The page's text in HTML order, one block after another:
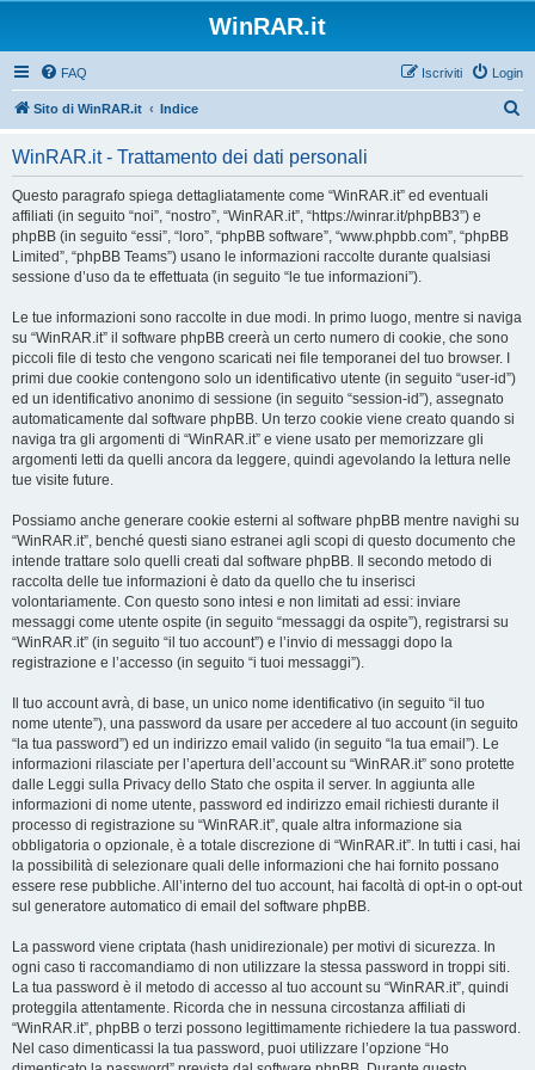
WinRAR.it
FAQ Login
Iscriviti
Sito di WinRAR.it Indice
WinRAR.it - Trattamento dei dati personali
Questo paragrafo spiega dettagliatamente come “WinRAR.it” ed eventuali
affiliati (in seguito “noi”, “nostro”, “WinRAR.it”, “https://winrar.it/phpBB3”) e
phpBB (in seguito “essi”, “loro”, “phpBB software”, “www.phpbb.com”, “phpBB
Limited”, “phpBB Teams”) usano le informazioni raccolte durante qualsiasi
sessione d’uso da te effettuata (in seguito “le tue informazioni”).
Le tue informazioni sono raccolte in due modi. In primo luogo, mentre si naviga
su “WinRAR.it” il software phpBB creerà un certo numero di cookie, che sono
piccoli file di testo che vengono scaricati nei file temporanei del tuo browser. I
primi due cookie contengono solo un identificativo utente (in seguito “user-id”)
ed un identificativo anonimo di sessione (in seguito “session-id”), assegnato
automaticamente dal software phpBB. Un terzo cookie viene creato quando si
naviga tra gli argomenti di “WinRAR.it” e viene usato per memorizzare gli
argomenti letti da quelli ancora da leggere, quindi agevolando la lettura nelle
tue visite future.
Possiamo anche generare cookie esterni al software phpBB mentre navighi su
“WinRAR.it”, benché questi siano estranei agli scopi di questo documento che
intende trattare solo quelli creati dal software phpBB. Il secondo metodo di
raccolta delle tue informazioni è dato da quello che tu inserisci
volontariamente. Con questo sono intesi e non limitati ad essi: inviare
messaggi come utente ospite (in seguito “messaggi da ospite”), registrarsi su
“WinRAR.it” (in seguito “il tuo account”) e l’invio di messaggi dopo la
registrazione e l’accesso (in seguito “i tuoi messaggi”).
Il tuo account avrà, di base, un unico nome identificativo (in seguito “il tuo
nome utente”), una password da usare per accedere al tuo account (in seguito
“la tua password”) ed un indirizzo email valido (in seguito “la tua email”). Le
informazioni rilasciate per l’apertura dell’account su “WinRAR.it” sono protette
dalle Leggi sulla Privacy dello Stato che ospita il server. In aggiunta alle
informazioni di nome utente, password ed indirizzo email richiesti durante il
processo di registrazione su “WinRAR.it”, quale altra informazione sia
obbligatoria o opzionale, è a totale discrezione di “WinRAR.it”. In tutti i casi, hai
la possibilità di selezionare quali delle informazioni che hai fornito possano
essere rese pubbliche. All’interno del tuo account, hai facoltà di opt-in o opt-out
sul generatore automatico di email del software phpBB.
La password viene criptata (hash unidirezionale) per motivi di sicurezza. In
ogni caso ti raccomandiamo di non utilizzare la stessa password in troppi siti.
La tua password è il metodo di accesso al tuo account su “WinRAR.it”, quindi
proteggila attentamente. Ricorda che in nessuna circostanza affiliati di
“WinRAR.it”, phpBB o terzi possono legittimamente richiedere la tua password.
Nel caso dimenticassi la tua password, puoi utilizzare l’opzione “Ho